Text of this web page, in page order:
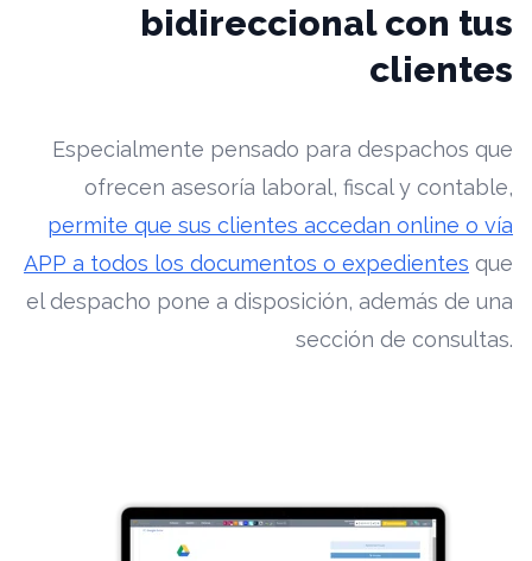
bidireccional con tus
clientes
Especialmente pensado para despachos que
ofrecen asesoría laboral, fiscal y contable,
permite que sus clientes accedan online o vía
APP a todos los documentos o expedientes que
el despacho pone a disposición, además de una
sección de consultas.